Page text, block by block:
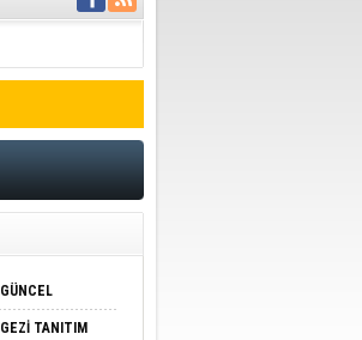
GÜNCEL
GEZİ TANITIM